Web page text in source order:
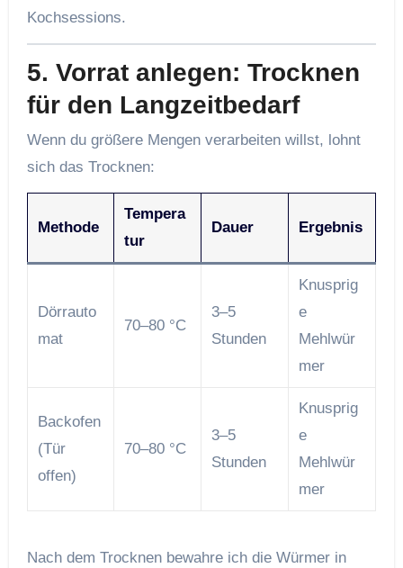
Kochsessions.
5. Vorrat anlegen: Trocknen
für den Langzeitbedarf
Wenn du größere Mengen verarbeiten willst, lohnt
sich das Trocknen:
Methode
Tempera
tur
Dauer Ergebnis
Dörrauto
mat
70–80 °C
3–5
Stunden
Knusprig
e
Mehlwür
mer
Backofen
(Tür
offen)
70–80 °C
3–5
Stunden
Knusprig
e
Mehlwür
mer
Nach dem Trocknen bewahre ich die Würmer in